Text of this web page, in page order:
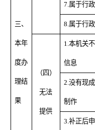
三、
本年
度办
理结
果
7.属于行
8.属于行
（四）
无法
提供
1.本机关
信息
2.没有现
制作
3.补正后